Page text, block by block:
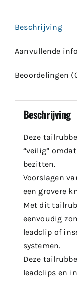
Beschrijving
Aanvullende
Beoordelingen
Beschrijving
Deze
“veilig”
bezitten.
Voorslagen
een grovere
Met dit
eenvoudig
leadclip of
systemen.
Deze
leadclips en